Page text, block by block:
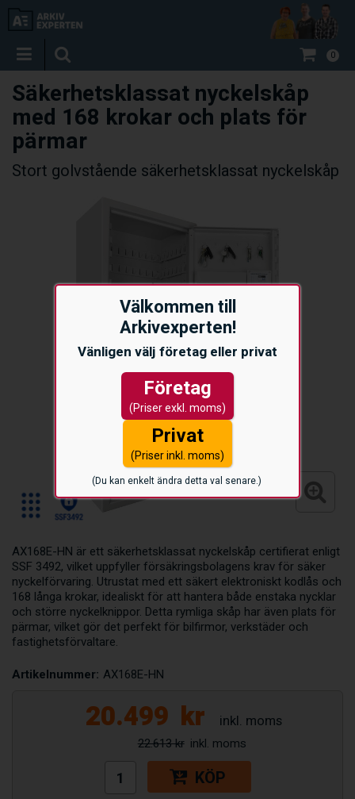
Välkommen till
Arkivexperten!
Vänligen välj företag eller privat
Företag
(Priser exkl. moms)
Privat
(Priser inkl. moms)
(Du kan enkelt ändra detta val senare.)
0
Säkerhetsklassat nyckelskåp
med 168 krokar och plats för
pärmar
Stort golvstående säkerhetsklassat nyckelskåp
AX168E-HN är ett säkerhetsklassat nyckelskåp certifierat enligt
SSF 3492, vilket uppfyller försäkringsbolagens krav för säker
nyckelförvaring. Utrustat med ett säkert elektroniskt kodlås och
168 långa krokar, idealiskt för att hantera både enstaka nycklar
och större nyckelknippor. Detta rymliga skåp har även plats för
pärmar, vilket gör det perfekt för bilfirmor, verkstäder och
fastighetsförvaltare.
Artikelnummer: AX168E-HN
20.499 kr
22.613 kr
KÖP